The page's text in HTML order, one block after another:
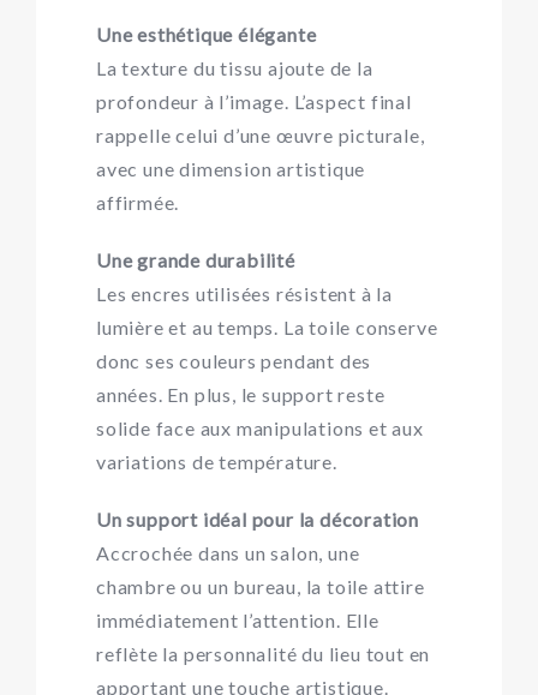
Une esthétique élégante
La texture du tissu ajoute de la
profondeur à l’image. L’aspect final
rappelle celui d’une œuvre picturale,
avec une dimension artistique
affirmée.
Une grande durabilité
Les encres utilisées résistent à la
lumière et au temps. La toile conserve
donc ses couleurs pendant des
années. En plus, le support reste
solide face aux manipulations et aux
variations de température.
Un support idéal pour la décoration
Accrochée dans un salon, une
chambre ou un bureau, la toile attire
immédiatement l’attention. Elle
reflète la personnalité du lieu tout en
apportant une touche artistique.